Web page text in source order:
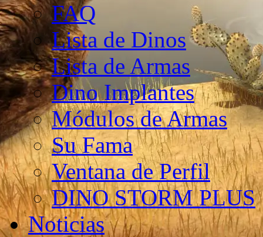
FAQ
Lista de Dinos
Lista de Armas
Dino Implantes
Módulos de Armas
Su Fama
Ventana de Perfil
DINO STORM PLUS
Noticias